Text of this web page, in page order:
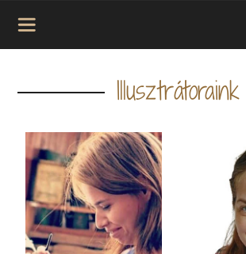
Illusztrátoraink